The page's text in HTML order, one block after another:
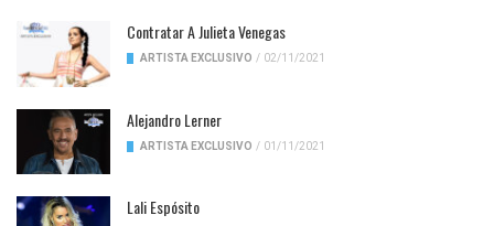
Contratar A Julieta Venegas
ARTISTA EXCLUSIVO / 02/11/2021
Alejandro Lerner
ARTISTA EXCLUSIVO / 01/11/2021
Lali Espósito